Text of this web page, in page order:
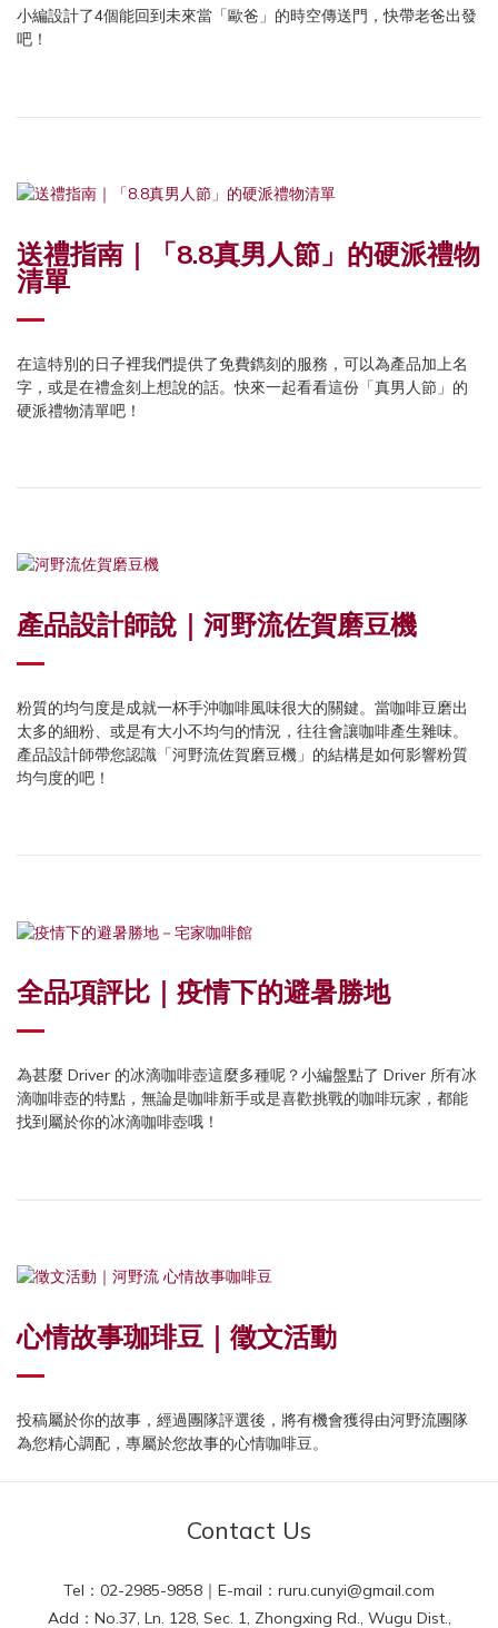
小編設計了4個能回到未來當「歐爸」的時空傳送門，快帶老爸出發
吧！
送禮指南｜「8.8真男人節」的硬派禮物
清單
在這特別的日子裡我們提供了免費鐫刻的服務，可以為產品加上名
字，或是在禮盒刻上想說的話。快來一起看看這份「真男人節」的
硬派禮物清單吧！
產品設計師說｜河野流佐賀磨豆機
粉質的均勻度是成就一杯手沖咖啡風味很大的關鍵。當咖啡豆磨出
太多的細粉、或是有大小不均勻的情況，往往會讓咖啡產生雜味。
產品設計師帶您認識「河野流佐賀磨豆機」的結構是如何影響粉質
均勻度的吧！
全品項評比｜疫情下的避暑勝地
為甚麼 Driver 的冰滴咖啡壺這麼多種呢？小編盤點了 Driver 所有冰
滴咖啡壺的特點，無論是咖啡新手或是喜歡挑戰的咖啡玩家，都能
找到屬於你的冰滴咖啡壺哦！
心情故事珈琲豆｜徵文活動
投稿屬於你的故事，經過團隊評選後，將有機會獲得由河野流團隊
為您精心調配，專屬於您故事的心情咖啡豆。
Contact Us
Tel：02-2985-9858｜E-mail：ruru.cunyi@gmail.com
Add：No.37, Ln. 128, Sec. 1, Zhongxing Rd., Wugu Dist.,